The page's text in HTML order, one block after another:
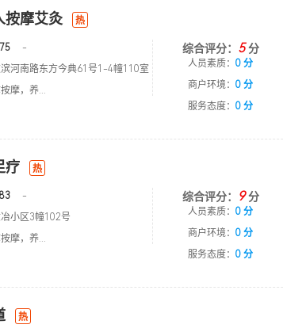
按摩艾灸 热
-
河南路东方今典61号1-4幢110室
摩，养...
综合评分： 5分
人员素质： 0 分
商户环境： 0 分
服务态度： 0 分
疗 热
-
小区3幢102号
摩，养...
综合评分： 9分
人员素质： 0 分
商户环境： 0 分
服务态度： 0 分
热